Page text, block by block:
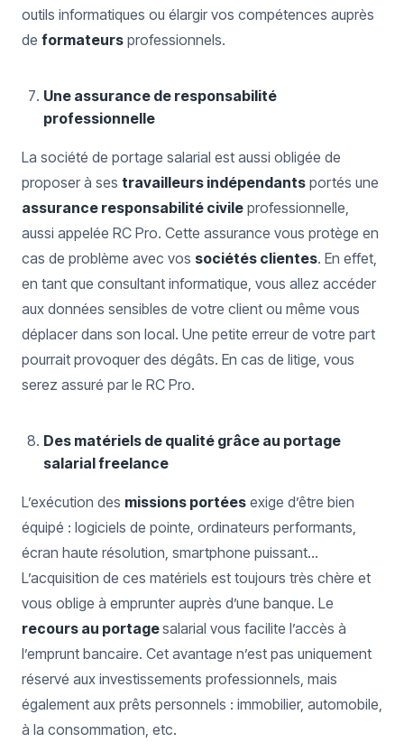
outils informatiques ou élargir vos compétences auprès
de formateurs professionnels.
Une assurance de responsabilité
professionnelle
La société de portage salarial est aussi obligée de
proposer à ses travailleurs indépendants portés une
assurance responsabilité civile professionnelle,
aussi appelée RC Pro. Cette assurance vous protège en
cas de problème avec vos sociétés clientes. En effet,
en tant que consultant informatique, vous allez accéder
aux données sensibles de votre client ou même vous
déplacer dans son local. Une petite erreur de votre part
pourrait provoquer des dégâts. En cas de litige, vous
serez assuré par le RC Pro.
Des matériels de qualité grâce au portage
salarial freelance
L’exécution des missions portées exige d’être bien
équipé : logiciels de pointe, ordinateurs performants,
écran haute résolution, smartphone puissant…
L’acquisition de ces matériels est toujours très chère et
vous oblige à emprunter auprès d’une banque. Le
recours au portagesalarial vous facilite l’accès à
l’emprunt bancaire. Cet avantage n’est pas uniquement
réservé aux investissements professionnels, mais
également aux prêts personnels : immobilier, automobile,
à la consommation, etc.